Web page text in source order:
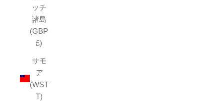
ッチ
諸島
(GBP
£)
サモ
ア
(WST
T)